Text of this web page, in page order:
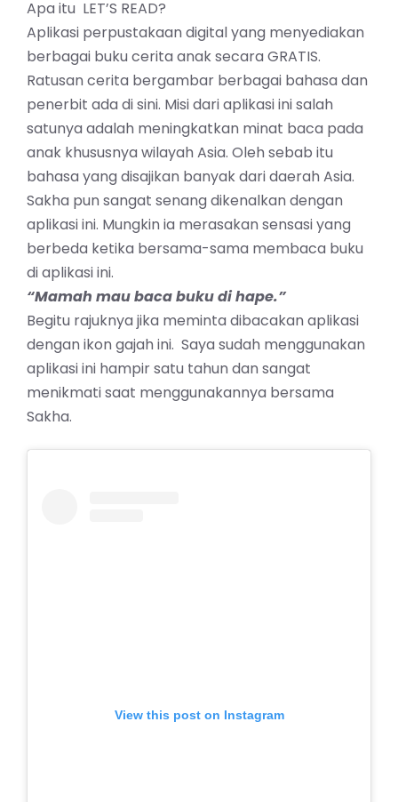
Apa itu LET’S READ?
Aplikasi perpustakaan digital yang menyediakan
berbagai buku cerita anak secara GRATIS.
Ratusan cerita bergambar berbagai bahasa dan
penerbit ada di sini. Misi dari aplikasi ini salah
satunya adalah meningkatkan minat baca pada
anak khususnya wilayah Asia. Oleh sebab itu
bahasa yang disajikan banyak dari daerah Asia.
Sakha pun sangat senang dikenalkan dengan
aplikasi ini. Mungkin ia merasakan sensasi yang
berbeda ketika bersama-sama membaca buku
di aplikasi ini.
“Mamah mau baca buku di hape.”
Begitu rajuknya jika meminta dibacakan aplikasi
dengan ikon gajah ini. Saya sudah menggunakan
aplikasi ini hampir satu tahun dan sangat
menikmati saat menggunakannya bersama
Sakha.
View this post on Instagram